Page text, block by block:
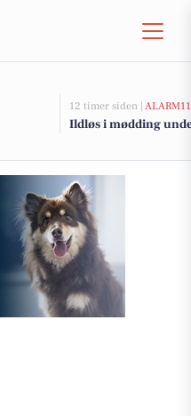
12 timer siden |
Ildløs i mødding
– skræddersyet til din